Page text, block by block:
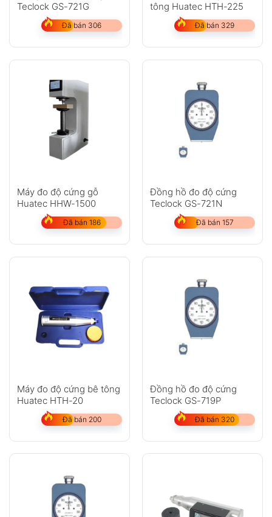
Teclock GS-721G
Đã bán 306
tông Huatec HTH-225
Đã bán 329
Máy đo độ cứng gỗ
Huatec HHW-1500
Đã bán 186
Đồng hồ đo độ cứng
Teclock GS-721N
Đã bán 157
Máy đo độ cứng bê tông
Huatec HTH-20
Đã bán 200
Đồng hồ đo độ cứng
Teclock GS-719P
Đã bán 320